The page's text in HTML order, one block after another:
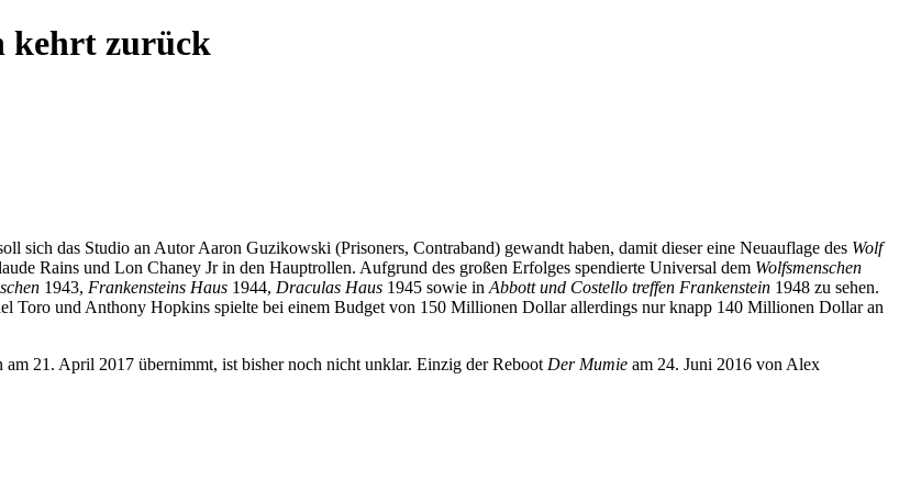
kehrt zurück
sich das Studio an Autor Aaron Guzikowski (Prisoners, Contraband) gewandt haben, damit dieser eine Neuauflage des Wolf
Rains und Lon Chaney Jr in den Hauptrollen. Aufgrund des großen Erfolges spendierte Universal dem Wolfsmenschen
1943, Frankensteins Haus 1944, Draculas Haus 1945 sowie in Abbott und Costello treffen Frankenstein 1948 zu sehen.
Toro und Anthony Hopkins spielte bei einem Budget von 150 Millionen Dollar allerdings nur knapp 140 Millionen Dollar an
am 21. April 2017 übernimmt, ist bisher noch nicht unklar. Einzig der Reboot Der Mumie am 24. Juni 2016 von Alex